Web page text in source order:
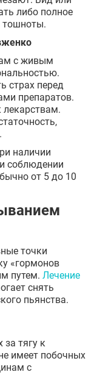
либо полное
тошноты.
с живым
страх перед
препаратов.
лекарствам.
наличии
соблюдении
от 5 до 10
точки
«гормонов
путем. Лечение
снять
пьянства.
за тягу к
имеет побочных
с
сполитикой
сполитикой
сполитикой